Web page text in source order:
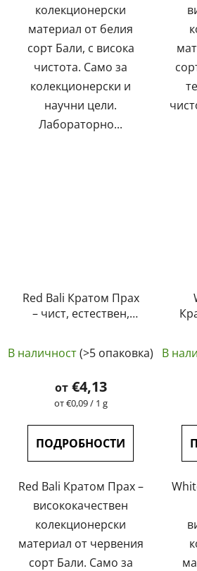
колекционерски
материал от белия
сорт Бали, с висока
чистота. Само за
колекционерски и
научни цели.
Лабораторно...
Red Bali Кратом Прах
– чист, естествен,
оценка
на
продукта
5,0
звезди.
В наличност(>5 опаковка)
от€4,13
Измерване
цената:
от €0,09 / 1 g
ПОДРОБНОСТИ
Red Bali Кратом Прах –
висококачествен
колекционерски
материал от червения
сорт Бали. Само за
В